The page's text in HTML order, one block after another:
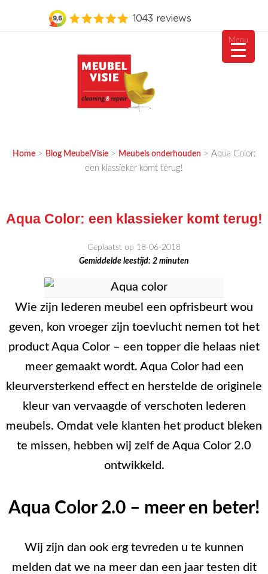
Home> Blog MeubelVisie> Meubels onderhouden > Aqua Color:
een klassieker komt terug!
Aqua Color: een klassieker komt terug!
Geplaatst op 18-06-2018
Gemiddelde leestijd: 2 minuten
Wie zijn lederen meubel een opfrisbeurt wou
geven, kon vroeger zijn toevlucht nemen tot het
product Aqua Color – een topper die helaas niet
meer gemaakt wordt. Aqua Color had een
kleurversterkend effect en herstelde de originele
kleur van vervaagde of verschoten lederen
meubels. Omdat vele klanten het product bleken
te missen, hebben wij zelf de Aqua Color 2.0
ontwikkeld.
Aqua Color 2.0 – meer en beter!
Wij zijn dan ook erg tevreden u te kunnen
melden dat we na meer dan een jaar testen dit
Menu